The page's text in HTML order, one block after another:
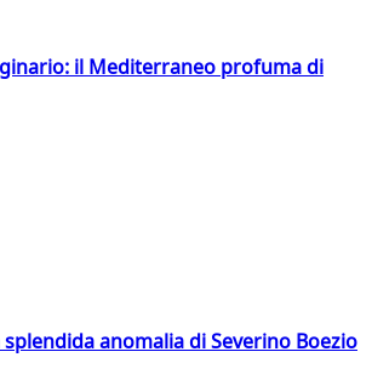
il Mediterraneo profuma di
splendida anomalia di Severino Boezio